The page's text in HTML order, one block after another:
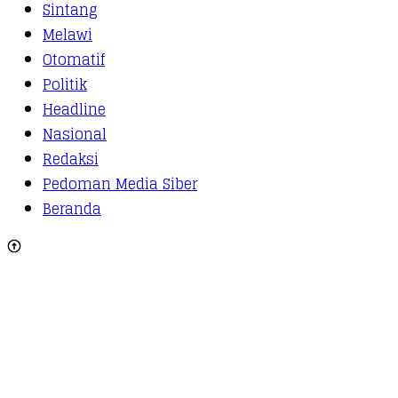
Sintang
Melawi
Otomatif
Politik
Headline
Nasional
Redaksi
Pedoman Media Siber
Beranda